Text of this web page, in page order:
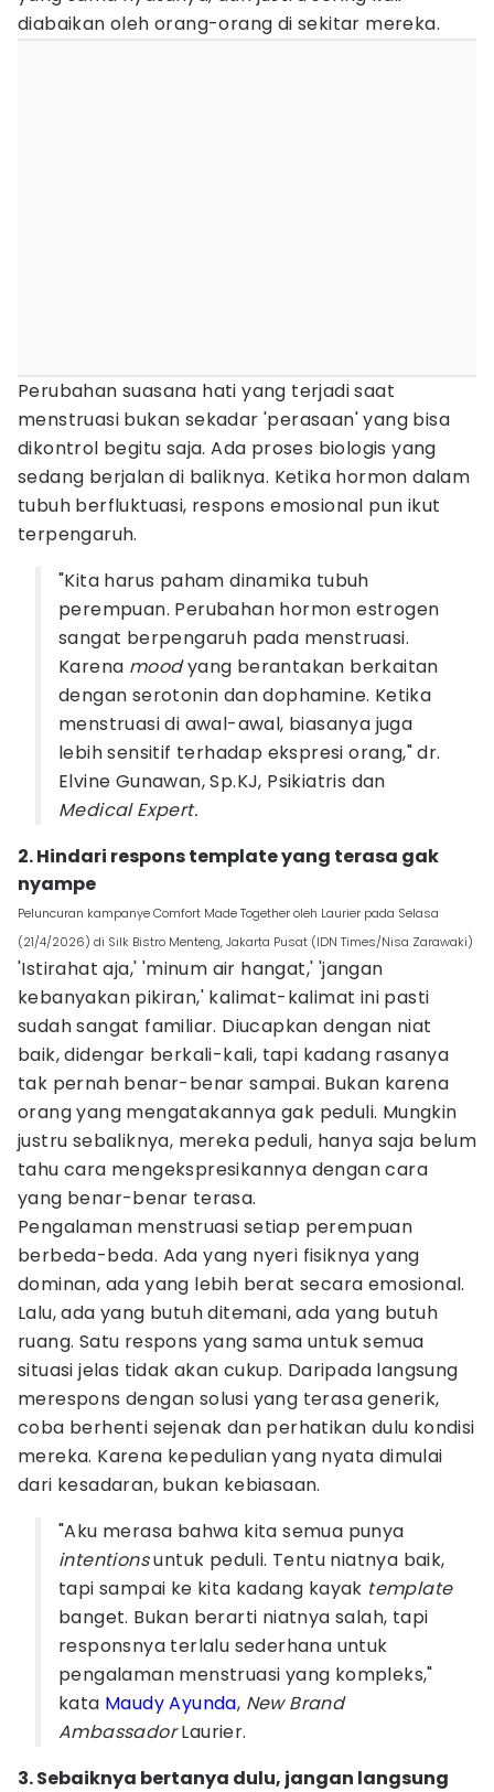
diabaikan oleh orang-orang di sekitar mereka.
Perubahan suasana hati yang terjadi saat
menstruasi bukan sekadar 'perasaan' yang bisa
dikontrol begitu saja. Ada proses biologis yang
sedang berjalan di baliknya. Ketika hormon dalam
tubuh berfluktuasi, respons emosional pun ikut
terpengaruh.
"Kita harus paham dinamika tubuh
perempuan. Perubahan hormon estrogen
sangat berpengaruh pada menstruasi.
Karena moodyang berantakan berkaitan
dengan serotonin dan dophamine. Ketika
menstruasi di awal-awal, biasanya juga
lebih sensitif terhadap ekspresi orang," dr.
Elvine Gunawan, Sp.KJ, Psikiatris dan
Medical Expert.
2. Hindari respons template yang terasa gak
nyampe
Peluncuran kampanye Comfort Made Together oleh Laurier pada Selasa
(21/4/2026) di Silk Bistro Menteng, Jakarta Pusat (IDN Times/Nisa Zarawaki)
'Istirahat aja,' 'minum air hangat,' 'jangan
kebanyakan pikiran,' kalimat-kalimat ini pasti
sudah sangat familiar. Diucapkan dengan niat
baik, didengar berkali-kali, tapi kadang rasanya
tak pernah benar-benar sampai. Bukan karena
orang yang mengatakannya gak peduli. Mungkin
justru sebaliknya, mereka peduli, hanya saja belum
tahu cara mengekspresikannya dengan cara
yang benar-benar terasa.
Pengalaman menstruasi setiap perempuan
berbeda-beda. Ada yang nyeri fisiknya yang
dominan, ada yang lebih berat secara emosional.
Lalu, ada yang butuh ditemani, ada yang butuh
ruang. Satu respons yang sama untuk semua
situasi jelas tidak akan cukup. Daripada langsung
merespons dengan solusi yang terasa generik,
coba berhenti sejenak dan perhatikan dulu kondisi
mereka. Karena kepedulian yang nyata dimulai
dari kesadaran, bukan kebiasaan.
"Aku merasa bahwa kita semua punya
intentionsuntuk peduli. Tentu niatnya baik,
tapi sampai ke kita kadang kayak template
banget. Bukan berarti niatnya salah, tapi
responsnya terlalu sederhana untuk
pengalaman menstruasi yang kompleks,"
kata Maudy Ayunda, New Brand
AmbassadorLaurier.
3. Sebaiknya bertanya dulu, jangan langsung